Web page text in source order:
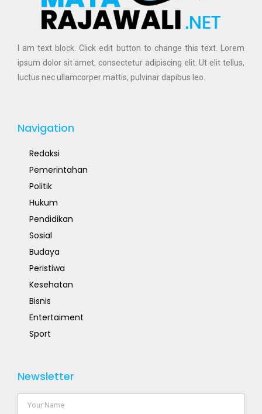
I am text block. Click edit button to change this text. Lorem
ipsum dolor sit amet, consectetur adipiscing elit. Ut elit tellus,
luctus nec ullamcorper mattis, pulvinar dapibus leo.
Navigation
Redaksi
Pemerintahan
Politik
Hukum
Pendidikan
Sosial
Budaya
Peristiwa
Kesehatan
Bisnis
Entertaiment
Sport
Newsletter